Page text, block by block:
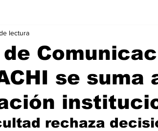
se suma
lectura
rechaza